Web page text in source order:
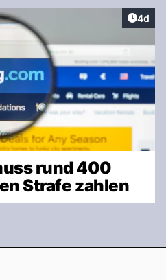
4d
rund 400
Strafe zahlen